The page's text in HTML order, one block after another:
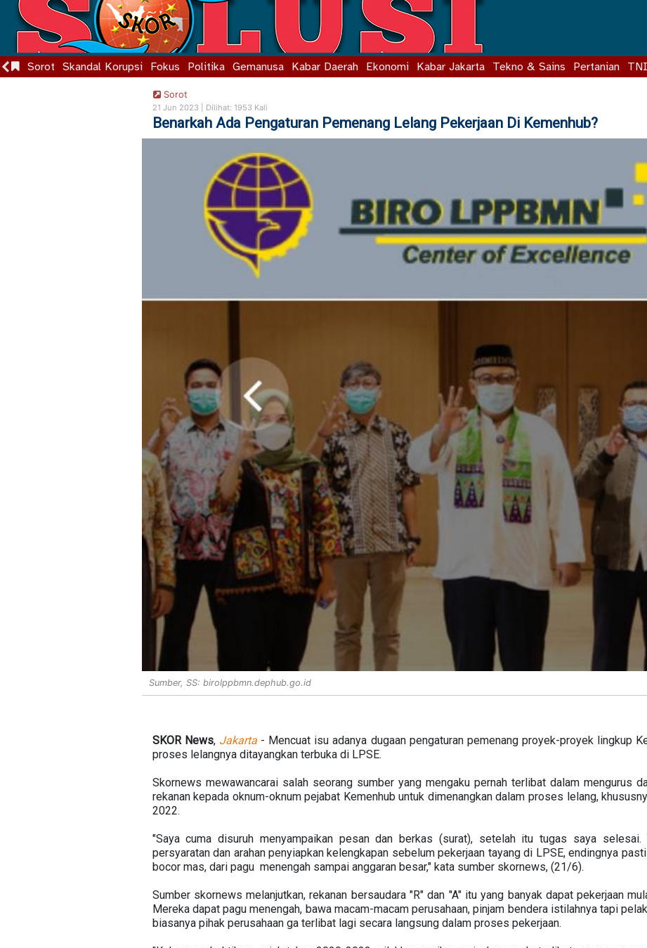
Sorot Skandal Korupsi Fokus Politika Gemanusa Kabar Daerah Ekonomi Kabar Jakarta Tekno & Sains Pertanian
Sorot
21 Jun 2023 | Dilihat: 1953 Kali
Benarkah Ada Pengaturan Pemenang Lelang Pekerjaan Di Kemenhub?
Sumber, SS: birolppbmn.dephub.go.id
SKOR News, Jakarta- Mencuat isu adanya dugaan pengaturan pemenang proyek-proyek lingkup
proses lelangnya ditayangkan terbuka di LPSE.
Skornews mewawancarai salah seorang sumber yang mengaku pernah terlibat dalam mengurus
rekanan kepada oknum-oknum pejabat Kemenhub untuk dimenangkan dalam proses lelang,
2022.
"Saya cuma disuruh menyampaikan pesan dan berkas (surat), setelah itu tugas saya selesai.
persyaratan dan arahan penyiapkan kelengkapan sebelum pekerjaan tayang di LPSE, endingnya
bocor mas, dari pagu menengah sampai anggaran besar," kata sumber skornews, (21/6).
Sumber skornews melanjutkan, rekanan bersaudara "R" dan "A" itu yang banyak dapat pekerjaan
Mereka dapat pagu menengah, bawa macam-macam perusahaan, pinjam bendera istilahnya tapi
biasanya pihak perusahaan ga terlibat lagi secara langsung dalam proses pekerjaan.